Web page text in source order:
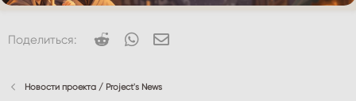
Поделиться: Reddit WhatsApp
Новости проекта / Project's News